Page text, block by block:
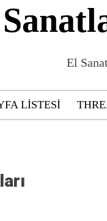
El
LISTESI